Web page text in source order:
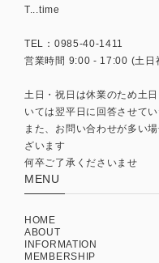
T...time
TEL：0985-40-1411
営業時間 9:00 - 17:00 (土日
土日・祝日は休業のため土
いては翌平日に回答させて
また、お問い合わせが多い
ざいます
何卒ご了承くださいませ
MENU
HOME
ABOUT
INFORMATION
MEMBERSHIP